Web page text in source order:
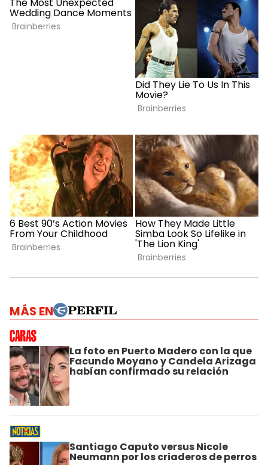
MÁS EN
La foto en Puerto Madero con la que
Facundo Moyano y Candela Arizaga
habían confirmado su relación
Santiago Caputo versus Nicole
Neumann por los criaderos de perros